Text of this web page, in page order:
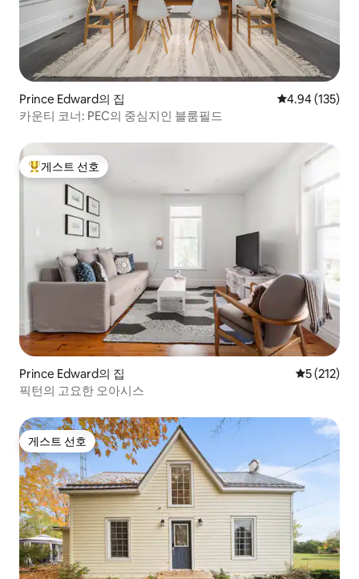
Prince Edward의 집 평점 4.94점(5
4.94 (135)
카운티 코너: PEC의 중심지인 블룸필드
상위 게스트 선호
게스트 선호
Prince Edward의 집 평점 5점(5
5 (212)
픽턴의 고요한 오아시스
게스트 선호
게스트 선호